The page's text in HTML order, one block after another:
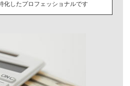
化したプロフェッショナルです